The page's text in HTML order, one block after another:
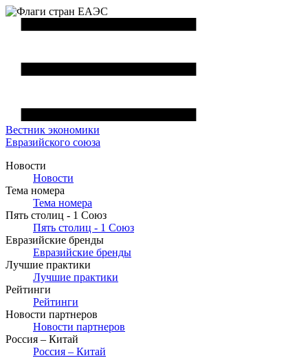
Вестник экономики
Евразийского союза
Новости
Новости
Тема номера
Тема номера
Пять столиц - 1 Союз
Пять столиц - 1 Союз
Евразийские бренды
Евразийские бренды
Лучшие практики
Лучшие практики
Рейтинги
Рейтинги
Новости партнеров
Новости партнеров
Россия – Китай
Россия – Китай